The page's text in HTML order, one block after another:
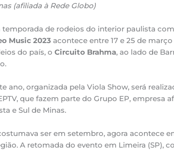
(afiliada à Rede Globo)
temporada de rodeios do interior paulista
Music 2023acontece entre 17 e 25 de
do país, o Circuito Brahma, ao lado de
ano, organizada pela Viola Show, será
que fazem parte do Grupo EP, empresa
e Sul de Minas.
ser em setembro, agora acontece
A retomada do evento em Limeira (SP),